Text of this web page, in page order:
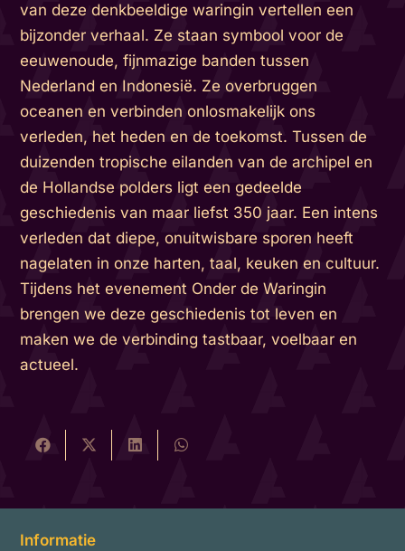
van deze denkbeeldige waringin vertellen een
bijzonder verhaal. Ze staan symbool voor de
eeuwenoude, fijnmazige banden tussen
Nederland en Indonesië. Ze overbruggen
oceanen en verbinden onlosmakelijk ons
verleden, het heden en de toekomst. Tussen de
duizenden tropische eilanden van de archipel en
de Hollandse polders ligt een gedeelde
geschiedenis van maar liefst 350 jaar. Een intens
verleden dat diepe, onuitwisbare sporen heeft
nagelaten in onze harten, taal, keuken en cultuur.
Tijdens het evenement Onder de Waringin
brengen we deze geschiedenis tot leven en
maken we de verbinding tastbaar, voelbaar en
actueel.
Informatie